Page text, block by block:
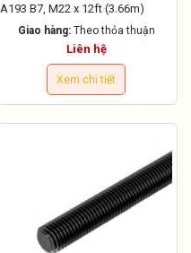
A193 B7, M22 x 12ft (3.66m)
Giao hàng: Theo thỏa thuận
Liên hệ
Xem chi tiết